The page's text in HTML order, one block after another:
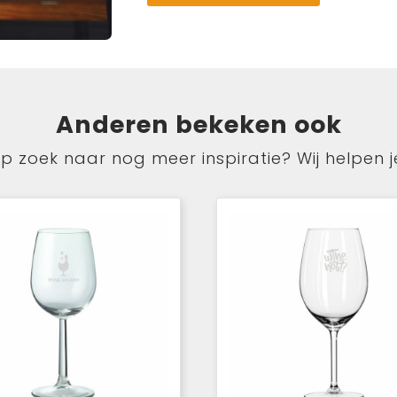
Anderen bekeken ook
zoek naar nog meer inspiratie? Wij helpen